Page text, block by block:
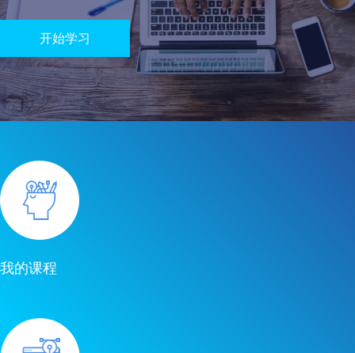
Certification
Events
Alumni
Support
校
官
开始学习
我的课程